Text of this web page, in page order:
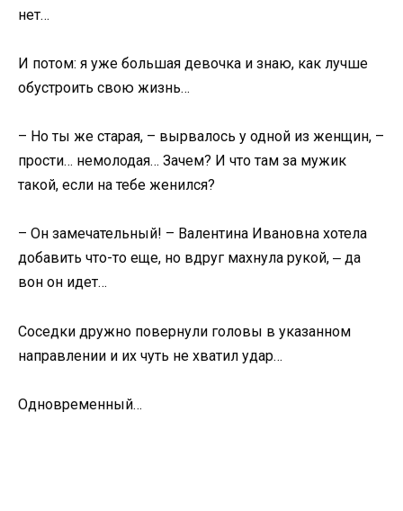
нет…
И потом: я уже большая девочка и знаю, как лучше
обустроить свою жизнь…
– Но ты же старая, – вырвалось у одной из женщин, –
прости… немолодая… Зачем? И что там за мужик
такой, если на тебе женился?
– Он замечательный! – Валентина Ивановна хотела
добавить что-то еще, но вдруг махнула рукой, ‒ да
вон он идет…
Соседки дружно повернули головы в указанном
направлении и их чуть не хватил удар…
Одновременный…